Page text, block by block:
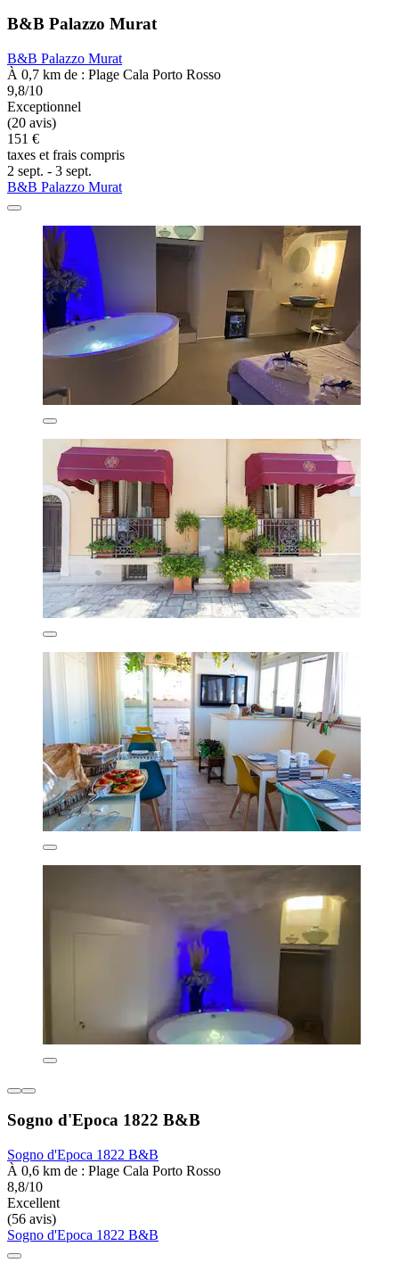
B&B Palazzo Murat
B&B Palazzo Murat
À 0,7 km de : Plage Cala Porto Rosso
9,8/10
Exceptionnel
(20 avis)
151 €
taxes et frais compris
2 sept. - 3 sept.
B&B Palazzo Murat
Sogno d'Epoca 1822 B&B
Sogno d'Epoca 1822 B&B
À 0,6 km de : Plage Cala Porto Rosso
8,8/10
Excellent
(56 avis)
Sogno d'Epoca 1822 B&B